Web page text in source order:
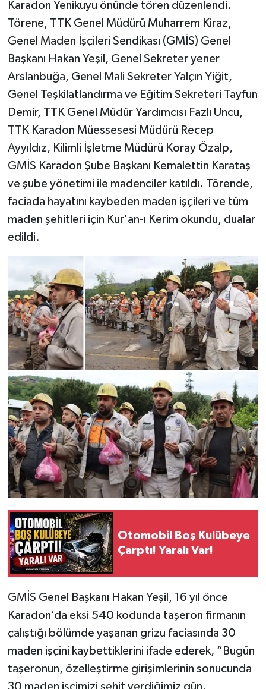
Karadon Yenikuyu önünde tören düzenlendi.
Törene, TTK Genel Müdürü Muharrem Kiraz,
Genel Maden İşçileri Sendikası (GMİS) Genel
Başkanı Hakan Yeşil, Genel Sekreter yener
Arslanbuğa, Genel Mali Sekreter Yalçın Yiğit,
Genel Teşkilatlandırma ve Eğitim Sekreteri Tayfun
Demir, TTK Genel Müdür Yardımcısı Fazlı Uncu,
TTK Karadon Müessesesi Müdürü Recep
Ayyıldız, Kilimli İşletme Müdürü Koray Özalp,
GMİS Karadon Şube Başkanı Kemalettin Karataş
ve şube yönetimi ile madenciler katıldı. Törende,
faciada hayatını kaybeden maden işçileri ve tüm
maden şehitleri için Kur'an-ı Kerim okundu, dualar
edildi.
Otomobil Boş Kulübeye
Çarptı! Yaralı Var!
GMİS Genel Başkanı Hakan Yeşil, 16 yıl önce
Karadon’da eksi 540 kodunda taşeron firmanın
çalıştığı bölümde yaşanan grizu faciasında 30
maden işçini kaybettiklerini ifade ederek, “Bugün
taşeronun, özelleştirme girişimlerinin sonucunda
30 maden işçimizi şehit verdiğimiz gün.